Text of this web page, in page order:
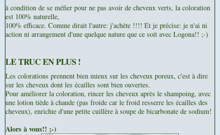
à condition de se méfier pour ne pas avoir de cheveux verts, la coloration
est 100% naturelle,
100% efficace. Comme dirait l'autre: j'achète !!!! Et je précise: je n'ai ni
action ni arrangement d'une quelque nature que ce soit avec Logona!! ;-)
LE TRUC EN PLUS !
Les colorations prennent bien mieux sur les cheveux poreux, c'est à dire
sur les cheveux dont les écailles sont bien ouvertes.
Pour améliorer la coloration, rincer les cheveux après le shampoing, avec
une lotion tiède à chaude (pas froide car le froid resserre les écailles des
cheveux), enrichie d'une petite cuillère à soupe de bicarbonate de sodium!
Alors à vous!! ;-)